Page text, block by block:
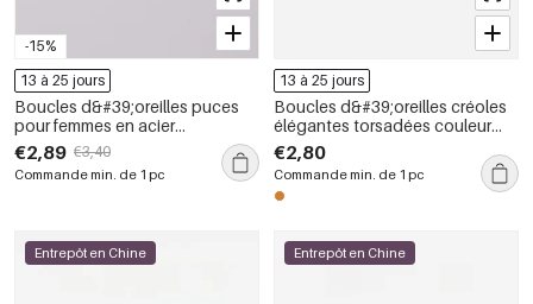
-15%
13 à 25 jours
Boucles d&#39;oreilles puces
pour femmes en acier
inoxydable étanche, en forme
de X, couleur or
€2,89 €3,40
Commande min. de 1 pc
13 à 25 jours
Boucles d&#39;oreilles créoles
élégantes torsadées couleur
cuivre doré de la collection
Simple Series
€2,80
Commande min. de 1 pc
Entrepôt en Chine Entrepôt en Chine